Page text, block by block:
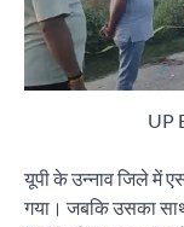
UP
यूपी के उन्नाव जिले में
गया। जबकि उसका